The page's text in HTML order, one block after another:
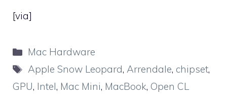
[via]
Categorie
Mac Hardware
Tag
Apple Snow Leopard,Arrendale, chipset,
GPU, Intel, Mac Mini, MacBook, Open CL